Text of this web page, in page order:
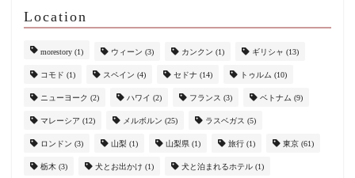
Location
morestory (1) ウィーン (3) カンクン (1) ギリシャ (13)
コモド (1) スペイン (4) セドナ (14) トゥルム (10)
ニューヨーク (2) ハワイ (2) フランス (3) ベトナム (9)
マレーシア (12) メルボルン (25) ラスベガス (5)
ロンドン (3) 山梨 (1) 山梨県 (1) 旅行 (1) 東京 (61)
栃木 (3) 犬とお出かけ (1) 犬と泊まれるホテル (1)